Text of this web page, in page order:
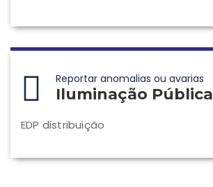
Reportar anomalias ou avarias
Iluminação Pública
EDP distribuição